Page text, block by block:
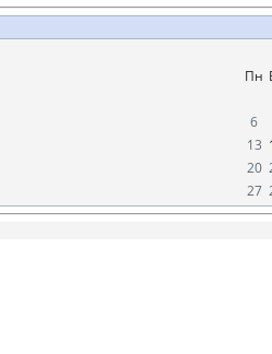
Пн
6
13
20
27